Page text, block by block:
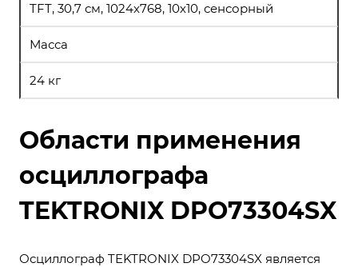
TFT, 30,7 см, 1024х768, 10х10, сенсорный
Масса
24 кг
Области применения
осциллографа
TEKTRONIX DPO73304SX
Осциллограф TEKTRONIX DPO73304SX является